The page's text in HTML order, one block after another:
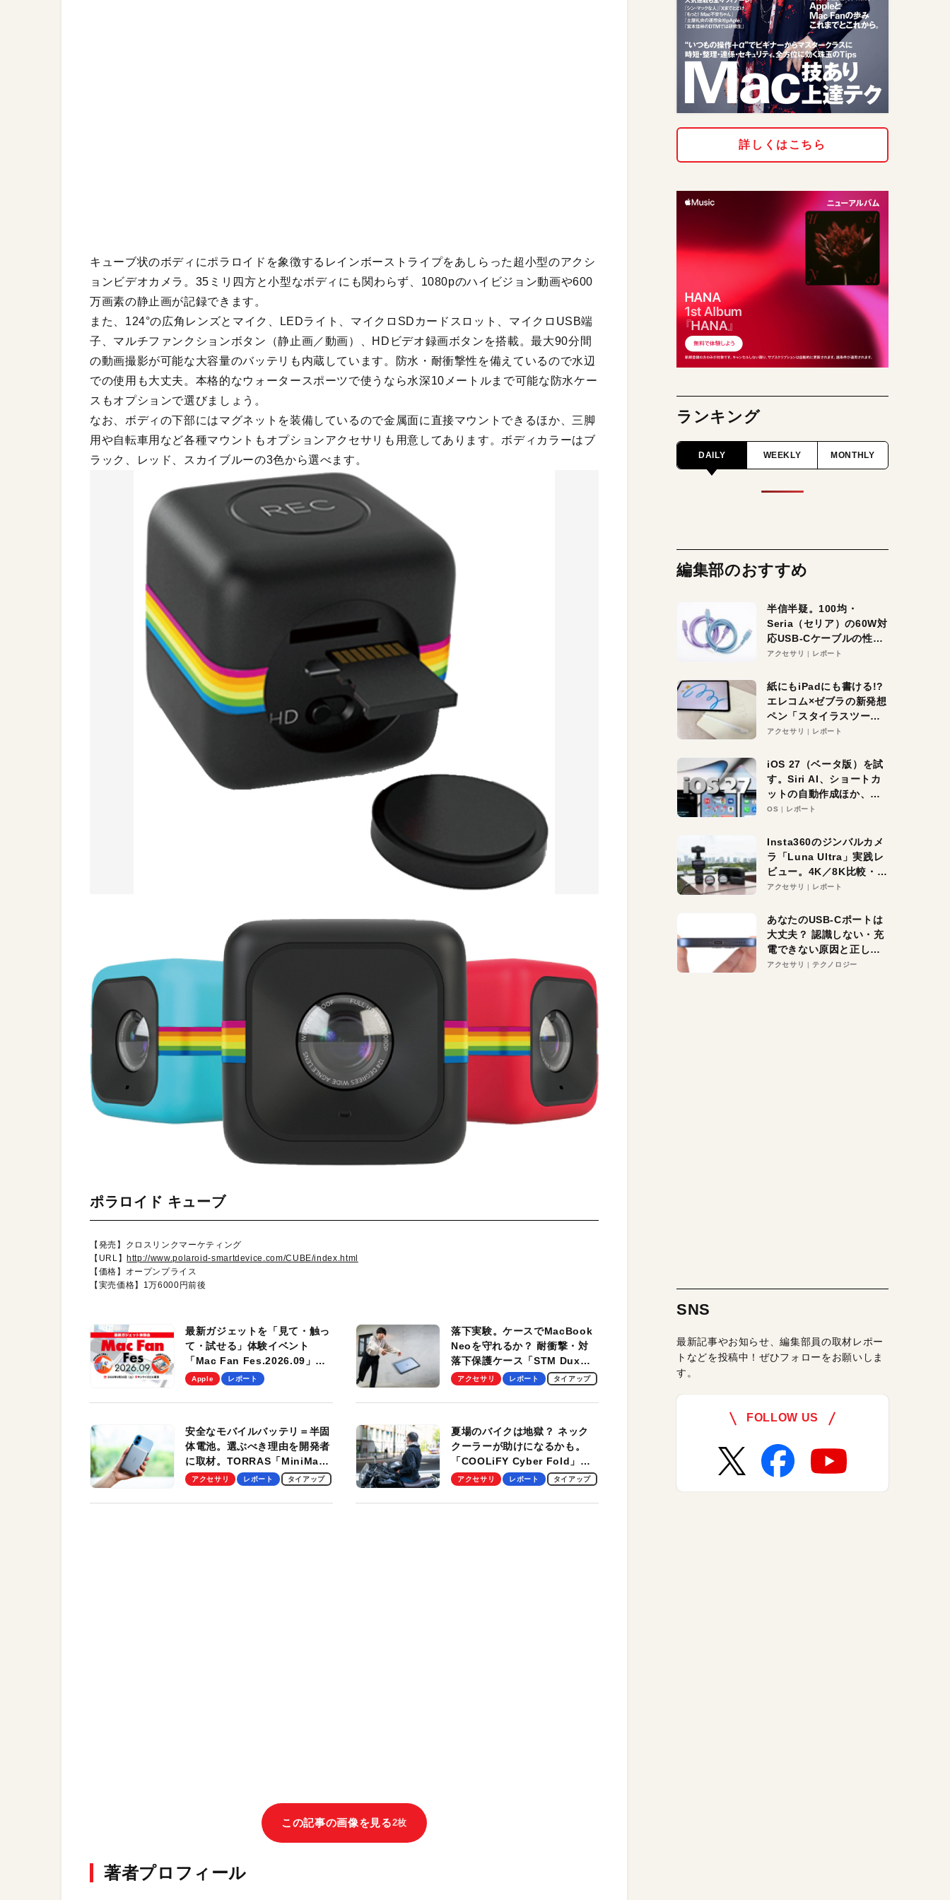
キューブ状のボディにポラロイドを象徴するレインボーストライプをあしらった超小型のアクシ
ョンビデオカメラ。35ミリ四方と小型なボディにも関わらず、1080pのハイビジョン動画や600
万画素の静止画が記録できます。
また、124°の広角レンズとマイク、LEDライト、マイクロSDカードスロット、マイクロUSB端
子、マルチファンクションボタン（静止画／動画）、HDビデオ録画ボタンを搭載。最大90分間
の動画撮影が可能な大容量のバッテリも内蔵しています。防水・耐衝撃性を備えているので水辺
での使用も大丈夫。本格的なウォータースポーツで使うなら水深10メートルまで可能な防水ケー
スもオプションで選びましょう。
なお、ボディの下部にはマグネットを装備しているので金属面に直接マウントできるほか、三脚
用や自転車用など各種マウントもオプションアクセサリも用意してあります。ボディカラーはブ
ラック、レッド、スカイブルーの3色から選べます。
ポラロイド キューブ
【発売】クロスリンクマーケティング
【URL】
http://www.polaroid-smartdevice.com/CUBE/index.html
【価格】オープンプライス
【実売価格】1万6000円前後
最新ガジェットを「見て・触っ
て・試せる」体験イベント
「Mac Fan Fes.2026.09」
を、9月26日（土）に開催しま
Apple レポート
落下実験。ケースでMacBook
Neoを守れるか？ 耐衝撃・対
落下保護ケース「STM Dux
Ultra」を検証。学生、ビジネ
適！
アクセサリ レポート タイアップ
安全なモバイルバッテリ＝半固
体電池。選ぶべき理由を開発者
に取材。TORRAS「MiniMag
Pro」の実機レビューも
アクセサリ レポート タイアップ
夏場のバイクは地獄？ ネック
クーラーが助けになるかも。
「COOLiFY Cyber Fold」レ
ビュー。冷却の速さ、密着する
性がグッド！
アクセサリ レポート タイアップ
この記事の画像を見る2枚
著者プロフィール
詳しくはこちら
ランキング
DAILY WEEKLY MONTHLY
編集部のおすすめ
半信半疑。100均・
Seria（セリア）の60W対
応USB-Cケーブルの性能
を検証。超コスパの1本を
アクセサリ レポート
紙にもiPadにも書ける!?
エレコム×ゼブラの新発想
ペン「スタイラスツーウ
ェイ」レビュー。持ち替
アクセサリ レポート
iOS 27（ベータ版）を試
す。Siri AI、ショートカ
ットの自動作成ほか、期
待大の便利機能5選。
る未来はすぐそこ！
OS レポート
Insta360のジンバルカメ
ラ「Luna Ultra」実践レ
ビュー。4K／8K比較・ズ
ーム・夜間撮影をチェッ
アクセサリ レポート
あなたのUSB-Cポートは
大丈夫？ 認識しない・充
電できない原因と正しい
対策
アクセサリ テクノロジー
SNS
最新記事やお知らせ、編集部員の取材レポー
トなどを投稿中！ぜひフォローをお願いしま
す。
FOLLOW US